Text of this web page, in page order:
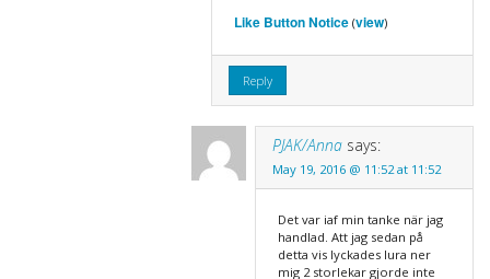
Like Button Notice(view)
Reply
PJAK/Anna says:
May 19, 2016 @ 11:52 at 11:52
Det var iaf min tanke när jag
handlad. Att jag sedan på
detta vis lyckades lura ner
mig 2 storlekar gjorde inte